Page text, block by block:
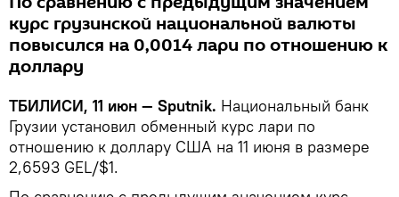
курс грузинской национальной валюты
повысился на 0,0014 лари по отношению к
доллару
ТБИЛИСИ, 11 июн — Sputnik. Национальный банк
Грузии установил обменный курс лари по
отношению к доллару США на 11 июня в размере
2,6593 GEL/$1.